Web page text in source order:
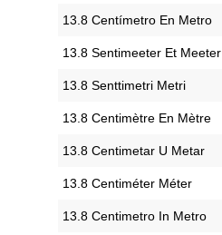
‎13.8 Centímetro En Metro
‎13.8 Sentimeeter Et Meeter
‎13.8 Senttimetri Metri
‎13.8 Centimètre En Mètre
‎13.8 Centimetar U Metar
‎13.8 Centiméter Méter
‎13.8 Centimetro In Metro